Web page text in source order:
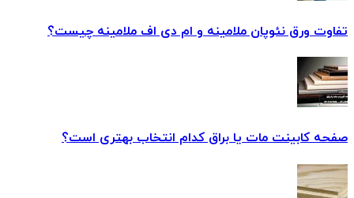
تفاوت ورق نئوپان ملامینه و ام دی اف ملامینه چیست؟
صفحه کابینت مات یا براق کدام انتخاب بهتری است؟